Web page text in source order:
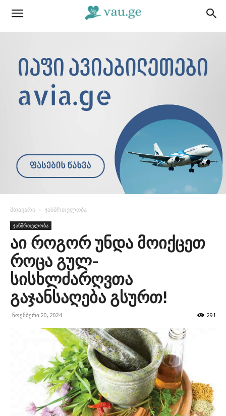
მთავარი ჯანმრთელობა
ჯანმრთელობა
აი როგორ უნდა მოიქცეთ
როცა გულ-
სისხლძარღვთა
გაჯანსაღება გსურთ!
ნოემბერი 20, 2024 291